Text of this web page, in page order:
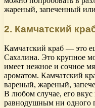
жареный, запеченный
2. Камчатский
Камчатский краб — это
Сахалина. Это крупное
имеет нежное и сочное
ароматом. Камчатский
вареный, жареный,
В любом случае, его
равнодушным ни одного